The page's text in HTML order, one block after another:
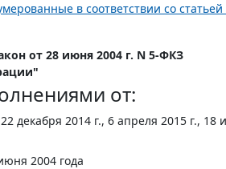
в соответствии со
от 28 июня 2004 г. N 5-ФКЗ
от:
декабря 2014 г., 6 апреля 2015 г., 18
2004 года